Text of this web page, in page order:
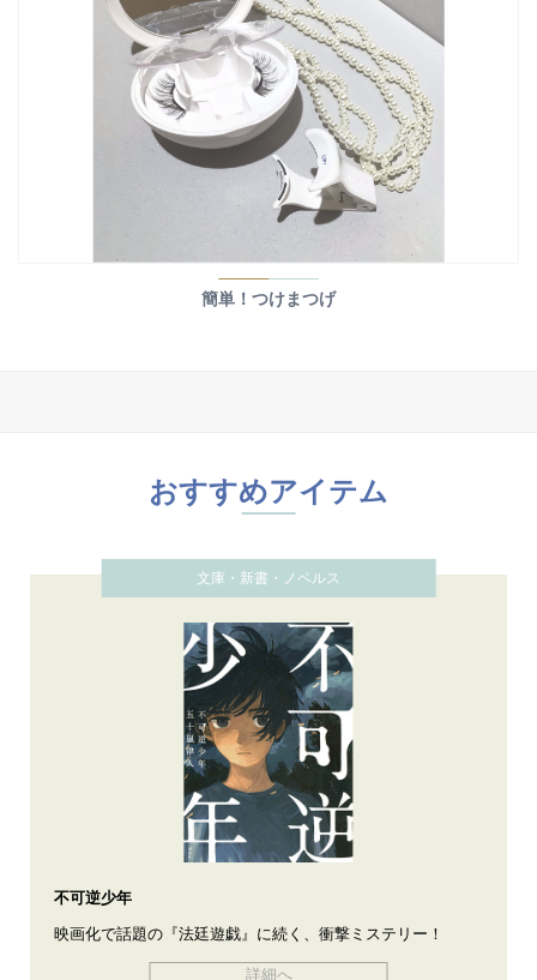
簡単！つけまつげ
おすすめアイテム
文庫・新書・ノベルス
不可逆少年
映画化で話題の『法廷遊戯』に続く、衝撃ミステリー！
詳細へ